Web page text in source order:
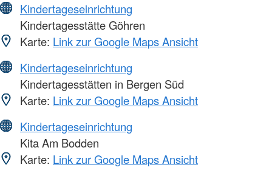
Kindertageseinrichtung
Kindertagesstätte Göhren
Karte: Link zur Google Maps Ansicht
Kindertageseinrichtung
Kindertagesstätten in Bergen Süd
Karte: Link zur Google Maps Ansicht
Kindertageseinrichtung
Kita Am Bodden
Karte: Link zur Google Maps Ansicht